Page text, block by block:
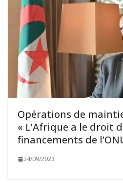
Opérations de
« L’Afrique a le droit
financements de
24/09/2023